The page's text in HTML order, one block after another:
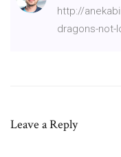
http://
dragons-not-
Leave a Reply